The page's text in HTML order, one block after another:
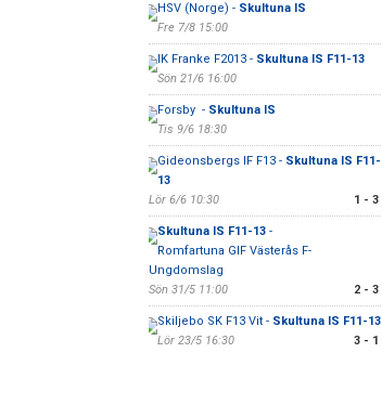
HSV (Norge) - Skultuna IS
Fre 7/8 15:00
IK Franke F2013 - Skultuna IS F11-13
Sön 21/6 16:00
Forsby - Skultuna IS
Tis 9/6 18:30
Gideonsbergs IF F13 - Skultuna IS F11-
13
Lör 6/6 10:30
1 - 3
Skultuna IS F11-13-
Romfartuna GIF Västerås F-
Ungdomslag
Sön 31/5 11:00
2 - 3
Skiljebo SK F13 Vit - Skultuna IS F11-13
Lör 23/5 16:30
3 - 1